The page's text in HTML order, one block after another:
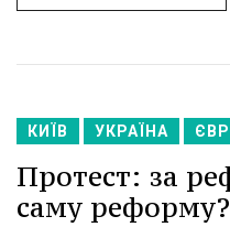
КИЇВ УКРАЇНА
Протест: за
саму реформу?